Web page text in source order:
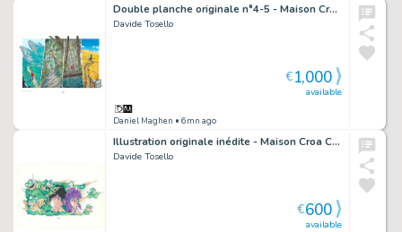
Double planche originale n°4-5 - Maison Croa Croa
Davide Tosello
Daniel Maghen • 6mn ago
available
€1,000
Illustration originale inédite - Maison Croa Croa
Davide Tosello
available
€600